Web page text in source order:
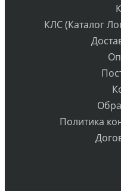
КЛС (Каталог
Политика